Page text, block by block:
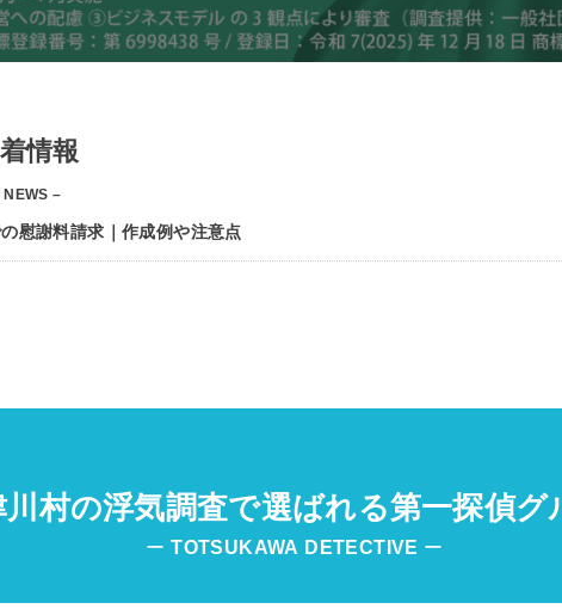
情報
NEWS –
慰謝料請求｜作成例や注意点
川村の浮気調査で選ばれる第一探偵グ
ーTOTSUKAWA DETECTIVE ー